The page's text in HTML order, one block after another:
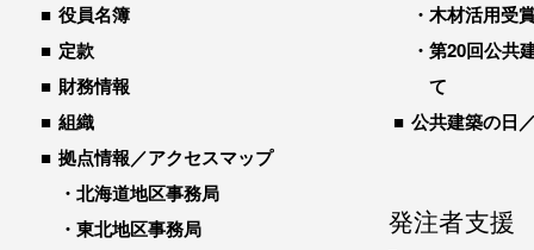
役員名簿
定款
財務情報
組織
拠点情報／アクセスマップ
北海道地区事務局
東北地区事務局
木材活用受
第20回公共
て
公共建築の日
発注者支援